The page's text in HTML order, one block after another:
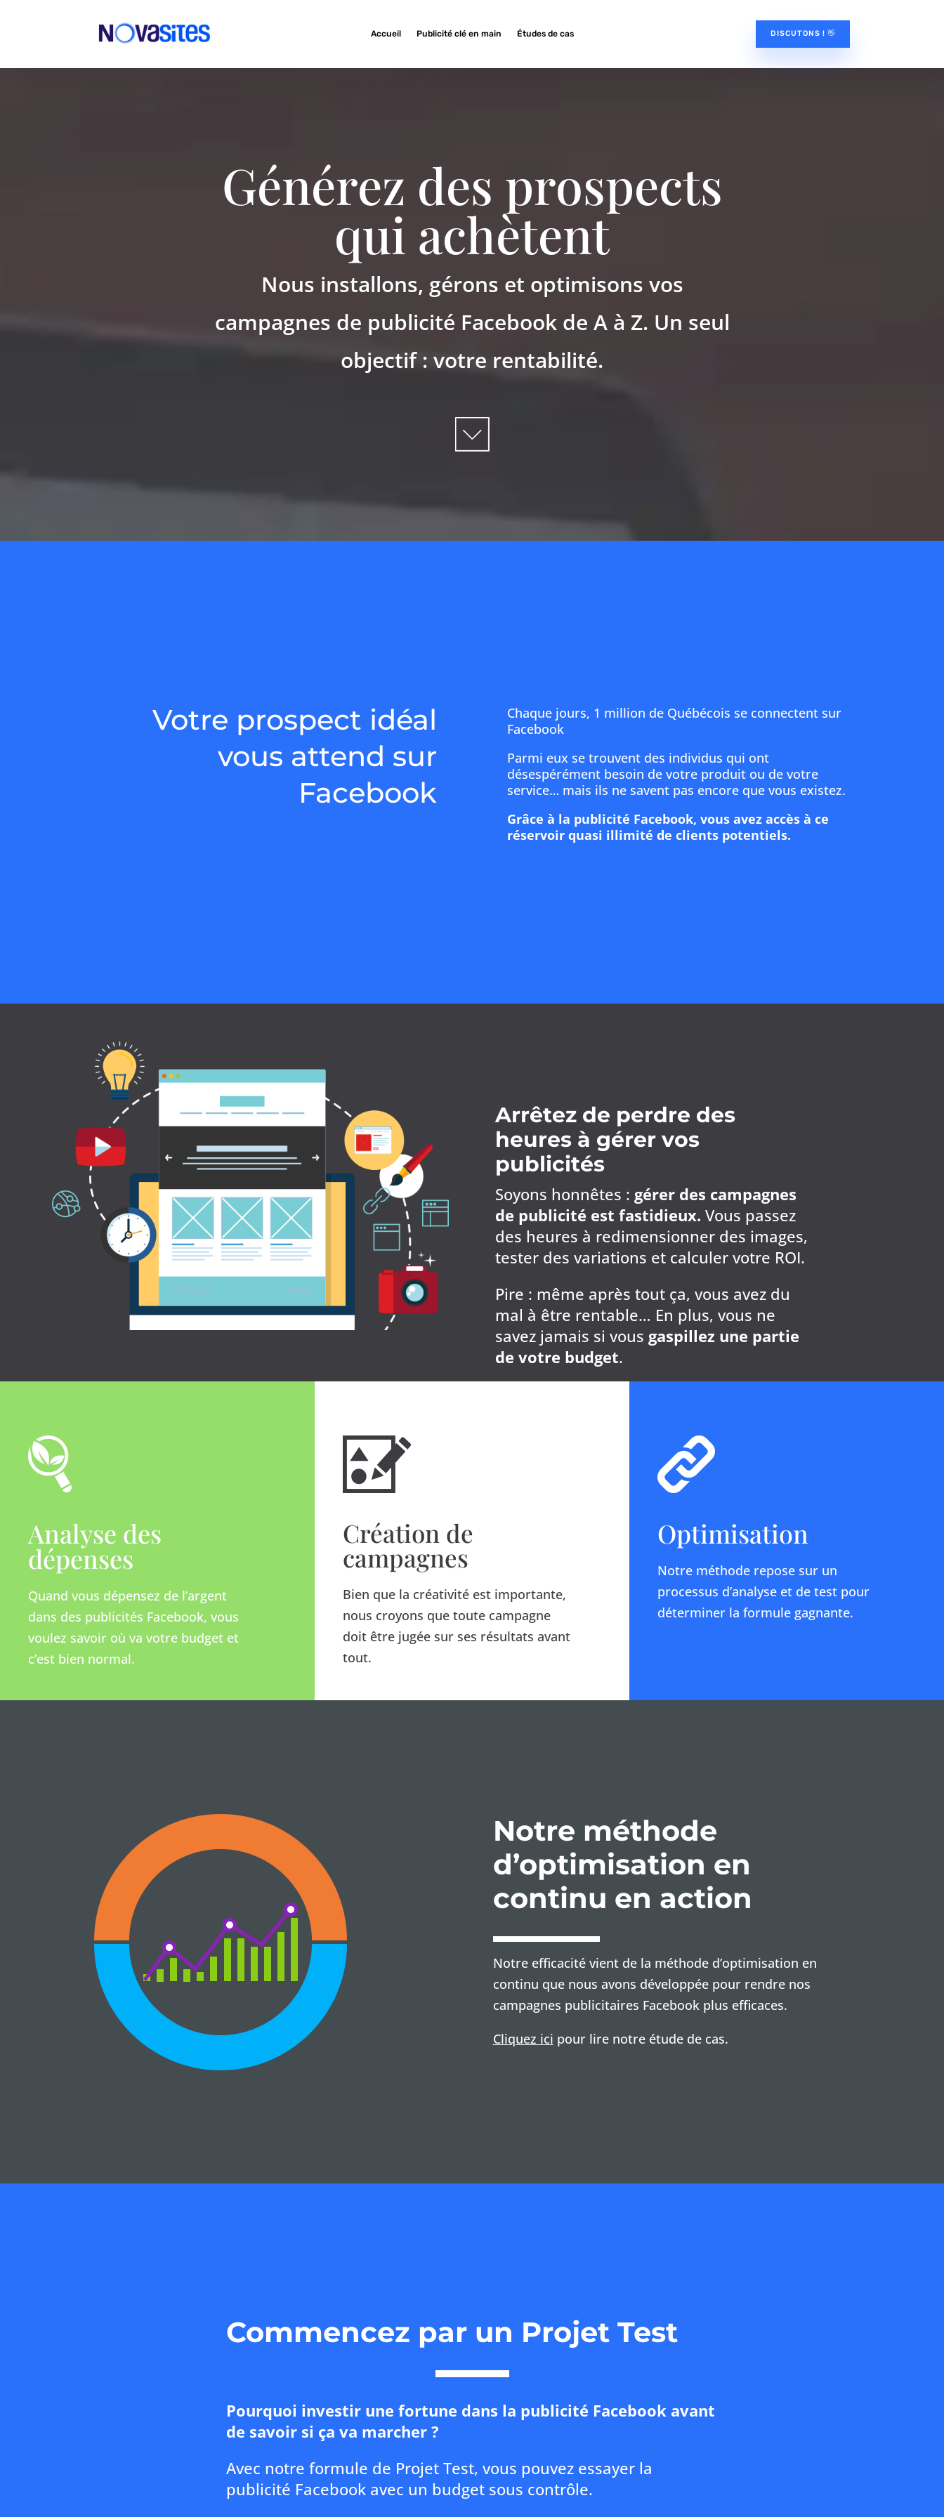
Accueil Publicité clé en main Études de cas DISCUTONS ! 👋
Générez des prospects
qui achètent
Nous installons, gérons et optimisons vos
campagnes de publicité Facebook de A à Z. Un seul
objectif : votre rentabilité.
Votre prospect idéal
vous attend sur
Facebook
Chaque jours, 1 million de Québécois se connectent sur
Facebook
Parmi eux se trouvent des individus qui ont
désespérément besoin de votre produit ou de votre
service… mais ils ne savent pas encore que vous existez.
Grâce à la publicité Facebook, vous avez accès à ce
réservoir quasi illimité de clients potentiels.
Arrêtez de perdre des
heures à gérer vos
publicités
Soyons honnêtes : gérer des campagnes
de publicité est fastidieux. Vous passez
des heures à redimensionner des images,
tester des variations et calculer votre ROI.
Pire : même après tout ça, vous avez du
mal à être rentable… En plus, vous ne
savez jamais si vous gaspillez une partie
de votre budget.
Analyse des
dépenses
Quand vous dépensez de l’argent
dans des publicités Facebook, vous
voulez savoir où va votre budget et
c’est bien normal.
Création de
campagnes
Bien que la créativité est importante,
nous croyons que toute campagne
doit être jugée sur ses résultats avant
tout.
Optimisation
Notre méthode repose sur un
processus d’analyse et de test pour
déterminer la formule gagnante.
Notre méthode
d’optimisation en
continu en action
Notre efficacité vient de la méthode d’optimisation en
continu que nous avons développée pour rendre nos
campagnes publicitaires Facebook plus efficaces.
Cliquez ici pour lire notre étude de cas.
Commencez par un Projet Test
Pourquoi investir une fortune dans la publicité Facebook avant
de savoir si ça va marcher ?
Avec notre formule de Projet Test, vous pouvez essayer la
publicité Facebook avec un budget sous contrôle.